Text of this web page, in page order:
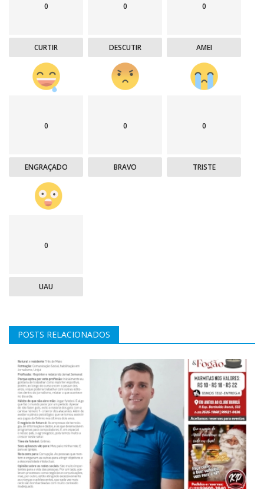
0
CURTIR
0
DESCUTIR
0
AMEI
0
ENGRAÇADO
0
BRAVO
0
TRISTE
0
UAU
POSTS RELACIONADOS